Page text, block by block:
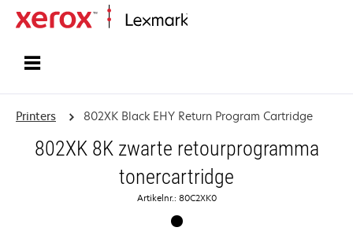
Printers 802XK Black EHY Return Program Cartridge
802XK 8K zwarte retourprogramma
tonercartridge
Artikelnr.: 80C2XK0